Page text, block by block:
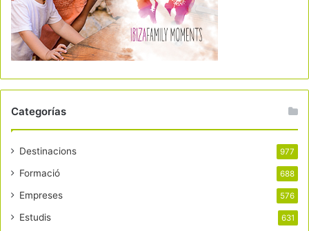
Categorías
Destinacions 977
Formació 688
Empreses 576
Estudis 631